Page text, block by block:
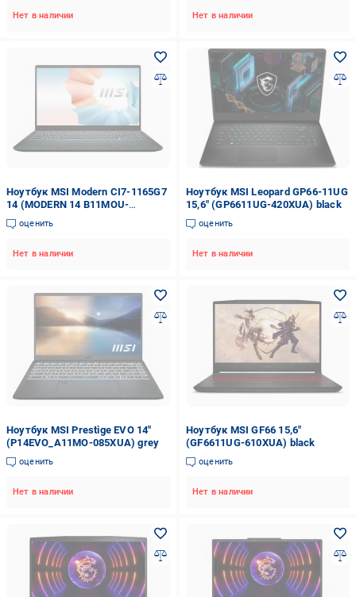
Нет в наличии Нет в наличии
Ноутбук MSI Modern CI7-1165G7
14 (MODERN 14 B11MOU-
454XUA) grey
оценить
Нет в наличии
Ноутбук MSI Leopard GP66-11UG
15,6" (GP6611UG-420XUA) black
оценить
Нет в наличии
Ноутбук MSI Prestige EVO 14"
(P14EVO_A11MO-085XUA) grey
оценить
Нет в наличии
Ноутбук MSI GF66 15,6"
(GF6611UG-610XUA) black
оценить
Нет в наличии